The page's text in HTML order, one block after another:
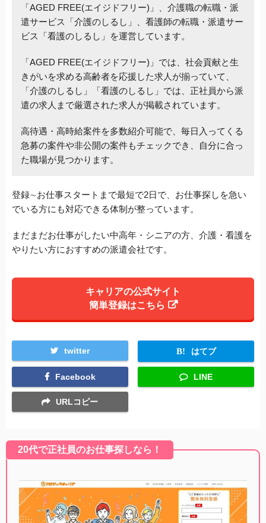
「AGED FREE(エイジドフリー)」、介護職の転職・派
遣サービス「介護のしるし」、看護師の転職・派遣サー
ビス「看護のしるし」を運営しています。
「AGED FREE(エイジドフリー)」では、社会貢献と生
きがいを求める高齢者を応援した求人が揃っていて、
「介護のしるし」
「看護のしるし」では、正社員から派
遣の求人まで厳選された求人が掲載されています。
高待遇・高時給案件を多数紹介可能で、毎日入ってくる
急募の案件や非公開の案件もチェックでき、自分に合っ
た職場が見つかります。
登録∼お仕事スタートまで最短で2日で、 お仕事探しを急い
でいる方にも対応できる体制が整っています。
まだまだお仕事がしたい中高年・シニアの方、介護・看護を
やりたい方におすすめの派遣会社です。
キャリアの公式サイト
簡単登録はこちら
twitter はてブ
Facebook LINE
URLコピー
20代で正社員のお仕事探しなら！